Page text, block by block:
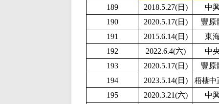
189 2018.5.27(日)
中
190
2020.5.17(日)
豐原
191
2015.6.14(日)
東
192
2022.6.4(六)
中
193
2020.5.17(日)
豐原
194
2023.5.14(日) 梧棲中
195 2020.3.21(六)
中